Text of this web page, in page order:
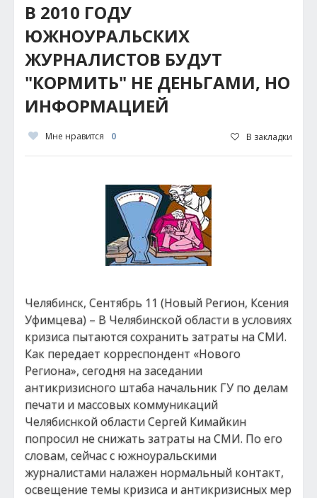
В 2010 ГОДУ
ЮЖНОУРАЛЬСКИХ
ЖУРНАЛИСТОВ БУДУТ
"КОРМИТЬ" НЕ ДЕНЬГАМИ, НО
ИНФОРМАЦИЕЙ
Мне нравится 0 В закладки
Челябинск, Сентябрь 11 (Новый Регион, Ксения
Уфимцева) – В Челябинской области в условиях
кризиса пытаются сохранить затраты на СМИ.
Как передает корреспондент «Нового
Региона», сегодня на заседании
антикризисного штаба начальник ГУ по делам
печати и массовых коммуникаций
Челябиснкой области Сергей Кимайкин
попросил не снижать затраты на СМИ. По его
словам, сейчас с южноуральскими
журналистами налажен нормальный контакт,
освещение темы кризиса и антикризисных мер